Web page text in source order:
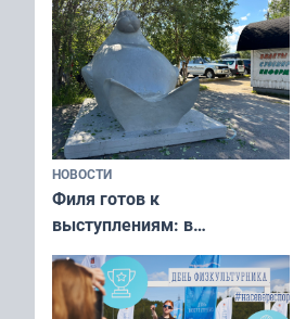
НОВОСТИ
Филя готов к
выступлениям: в
мурманском океанариуме
рассказали о состоянии
тюленей